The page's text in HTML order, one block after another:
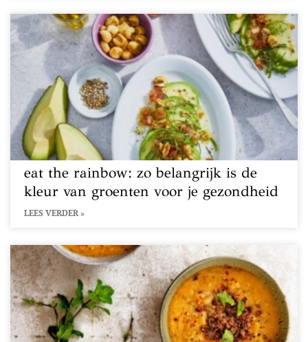
eat the rainbow: zo belangrijk is de
kleur van groenten voor je gezondheid
LEES VERDER »